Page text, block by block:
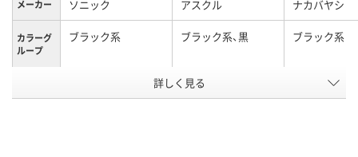
メーカー ソニック アスクル ナカバヤシ
カラーグ
ループ
ブラック系 ブラック系、黒 ブラック系
なし
詳しく見る